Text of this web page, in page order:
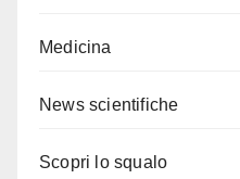
Medicina
News scientifiche
Scopri lo squalo